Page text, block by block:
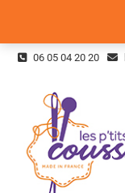
Skip
06 05 04 20 20